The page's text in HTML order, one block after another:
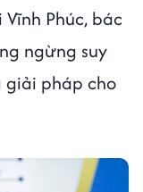
Phúc, bác
ngừng suy
giải pháp cho